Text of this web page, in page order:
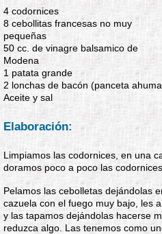
4 codornices
8 cebollitas francesas no muy
pequeñas
50 cc. de vinagre balsamico de
Modena
1 patata grande
2 lonchas de bacón (panceta
Aceite y sal
Elaboración:
Limpiamos las codornices, en una
doramos poco a poco las
Pelamos las cebolletas dejándolas
cazuela con el fuego muy bajo, les
y las tapamos dejándolas hacerse
reduzca algo. Las tenemos como